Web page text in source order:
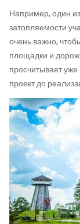
Например, один
затопляемости
очень важно,
площадки и
просчитывает
проект до